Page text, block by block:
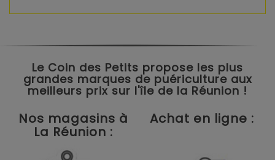
Le Coin des Petits propose les plus
grandes marques de puériculture aux
meilleurs prix sur l'île de la Réunion !
Nos magasins à
La Réunion :
Achat en ligne :